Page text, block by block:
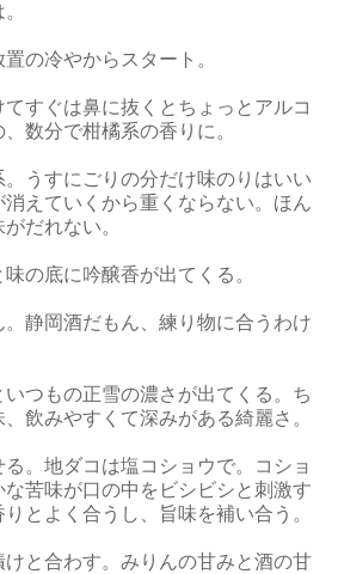
の冷やからスタート。
すぐは鼻に抜くとちょっとアルコ
数分で柑橘系の香りに。
うすにごりの分だけ味のりはいい
消えていくから重くならない。ほん
だれない。
の底に吟醸香が出てくる。
静岡酒だもん、練り物に合うわけ
つもの正雪の濃さが出てくる。ち
飲みやすくて深みがある綺麗さ。
。地ダコは塩コショウで。コショ
苦味が口の中をビシビシと刺激す
とよく合うし、旨味を補い合う。
と合わす。みりんの甘みと酒の甘